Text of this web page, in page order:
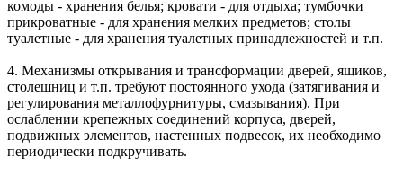
комоды - хранения белья; кровати - для отдыха; тумбочки
прикроватные - для хранения мелких предметов; столы
туалетные - для хранения туалетных принадлежностей и т.п.
4. Механизмы открывания и трансформации дверей, ящиков,
столешниц и т.п. требуют постоянного ухода (затягивания и
регулирования металлофурнитуры, смазывания). При
ослаблении крепежных соединений корпуса, дверей,
подвижных элементов, настенных подвесок, их необходимо
периодически подкручивать.